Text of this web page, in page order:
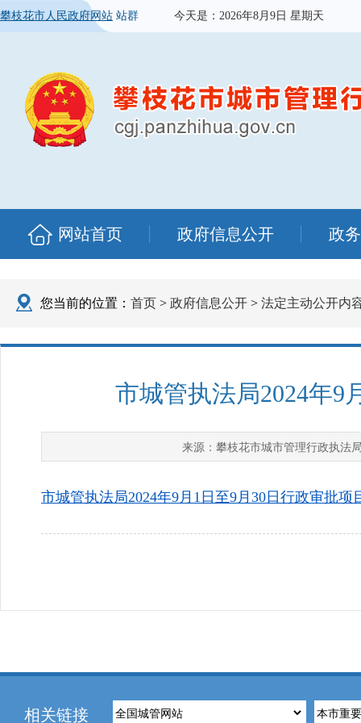
攀枝花市人民政府网站 站群 今天是： 2026年8月9日 星期天
网站首页 政府信息公开 政
您当前的位置： 首页 > 政府信息公开 > 法定主动公开内
市城管执法局2024年9
来源： 攀枝花市城市管理行政执法
市城管执法局2024年9月1日至9月30日行政审批项
相关链接